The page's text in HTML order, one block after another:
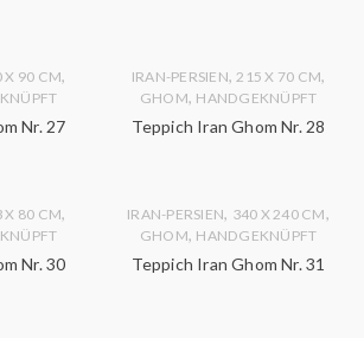
X 90 CM,
Nr. 27
IRAN-PERSIEN, 215 X 70 CM,
GHOM, HANDGEKNÜPFT
Teppich Iran Ghom Nr. 28
X 80 CM,
Nr. 30
IRAN-PERSIEN, 340 X 240 CM,
GHOM, HANDGEKNÜPFT
Teppich Iran Ghom Nr. 31